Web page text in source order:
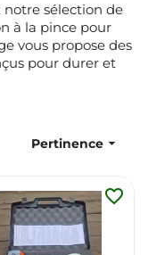
notre sélection de
à la pince pour
vous propose des
pour durer et
Pertinence
favorite_border